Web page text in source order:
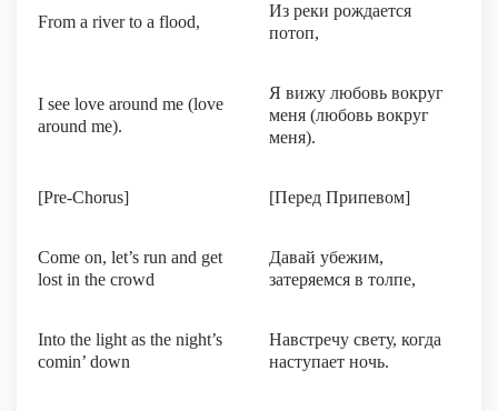
From a river to a flood,
Из реки рождается
потоп,
I see love around me (love
around me).
Я вижу любовь вокруг
меня (любовь вокруг
меня).
[Pre-Chorus] [Перед Припевом]
Come on, let’s run and get
lost in the crowd
Давай убежим,
затеряемся в толпе,
Into the light as the night’s
comin’ down
Навстречу свету, когда
наступает ночь.